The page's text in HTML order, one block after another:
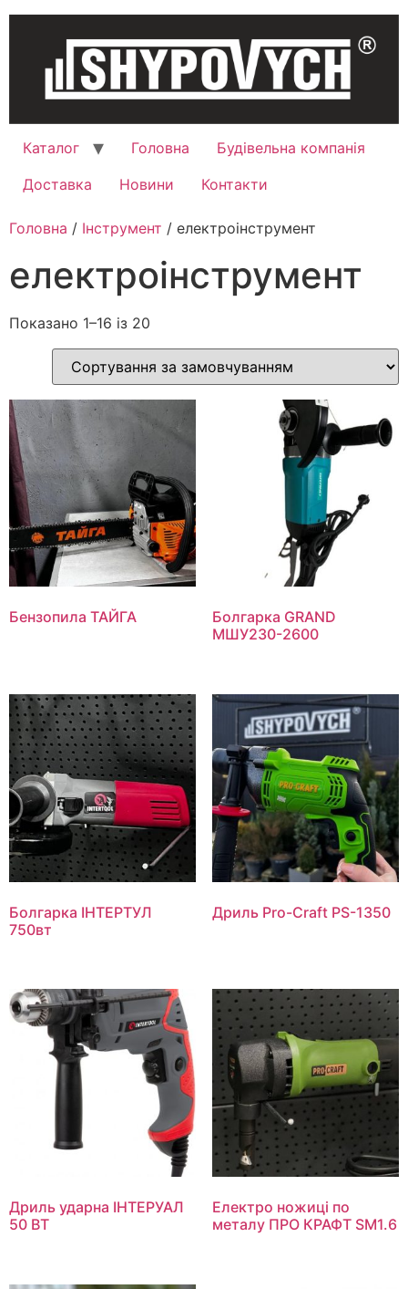
Каталог Головна
Будівельна компанія
Доставка
Новини Контакти
Головна / Інструмент / електроінструмент
електроінструмент
Показано 1–16 із 20
Бензопила ТАЙГА
Болгарка GRAND
МШУ230-2600
Болгарка ІНТЕРТУЛ
750вт
Дриль Pro-Craft PS-1350
Дриль ударна ІНТЕРУАЛ
50 ВТ
Електро ножиці по
металу ПРО КРАФТ SM1.6